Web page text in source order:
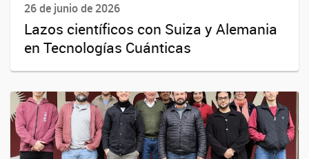
26 de junio de 2026
Lazos científicos con Suiza y Alemania
en Tecnologías Cuánticas